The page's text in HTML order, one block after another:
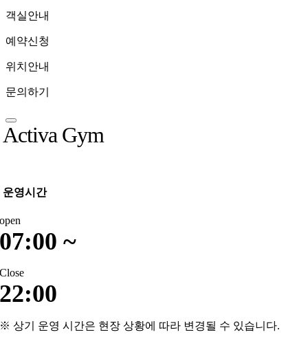
객실안내
예약신청
위치안내
문의하기
Activa Gym
운영시간
open
07:00 ~
Close
22:00
※ 상기 운영 시간은 현장 상황에 따라 변경될 수 있습니다.